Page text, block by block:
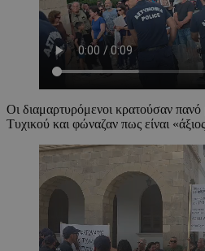
Οι διαμαρτυρόμενοι κρατούσαν
Τυχικού και φώναζαν πως είναι